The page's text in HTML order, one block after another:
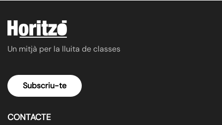
Un mitjà per la lluita de classes
Subscriu-te
CONTACTE